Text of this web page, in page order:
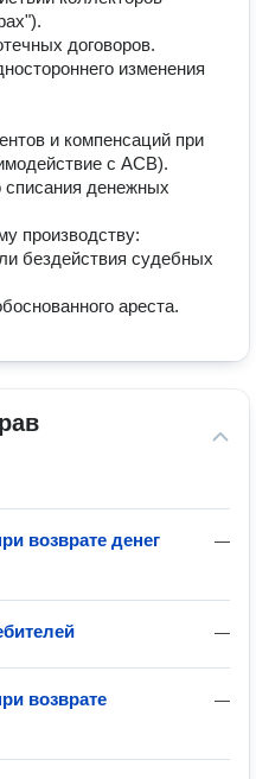
с АСВ).
—
возврате денег
—
—
возврате